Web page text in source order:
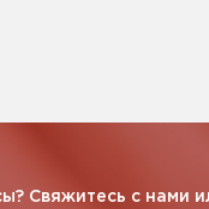
Свяжитесь с нами